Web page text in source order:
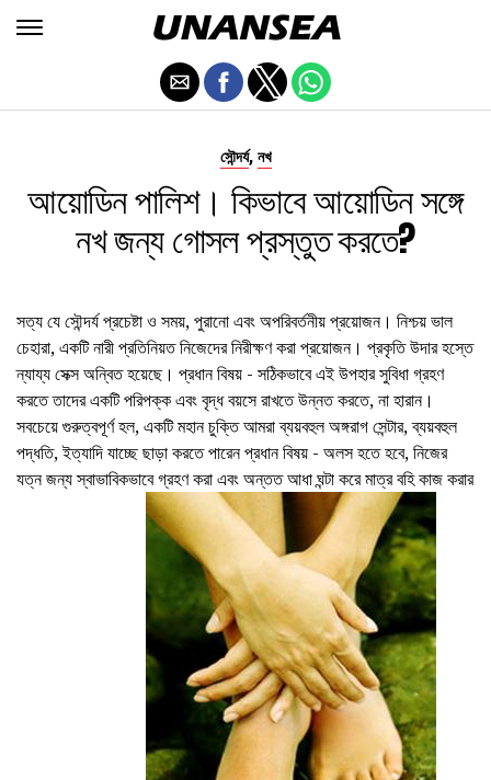
সৌন্দর্য, নখ
আয়োডিন পালিশ। কিভাবে আয়োডিন সঙ্গে
নখ জন্য গোসল প্রস্তুত করতে?
সত্য যে সৌন্দর্য প্রচেষ্টা ও সময়, পুরানো এবং অপরিবর্তনীয় প্রয়োজন। নিশ্চয় ভাল
চেহারা, একটি নারী প্রতিনিয়ত নিজেদের নিরীক্ষণ করা প্রয়োজন। প্রকৃতি উদার হস্তে
ন্যায্য সেক্স অন্বিত হয়েছে। প্রধান বিষয় - সঠিকভাবে এই উপহার সুবিধা গ্রহণ
করতে তাদের একটি পরিপক্ক এবং বৃদ্ধ বয়সে রাখতে উন্নত করতে, না হারান।
সবচেয়ে গুরুত্বপূর্ণ হল, একটি মহান চুক্তি আমরা ব্যয়বহুল অঙ্গরাগ সেন্টার, ব্যয়বহুল
পদ্ধতি, ইত্যাদি যাচ্ছে ছাড়া করতে পারেন প্রধান বিষয় - অলস হতে হবে, নিজের
যত্ন জন্য স্বাভাবিকভাবে গ্রহণ করা এবং অন্তত আধা ঘন্টা করে মাত্র বহি কাজ করার